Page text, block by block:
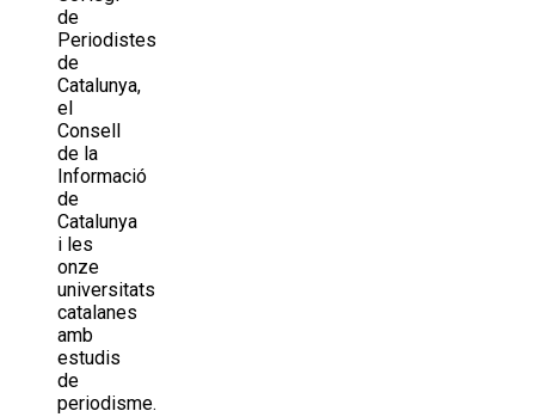
de
Periodistes
de
Catalunya,
el
Consell
de la
Informació
de
Catalunya
i les
onze
universitats
catalanes
amb
estudis
de
periodisme.